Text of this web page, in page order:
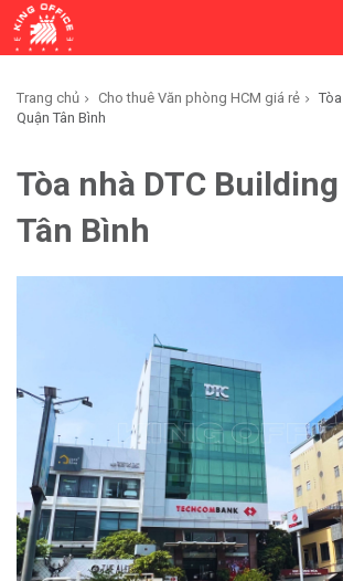
Trang chủ Cho thuê Văn phòng HCM giá rẻ
Quận Tân Bình
Tòa nhà DTC
Tân Bình